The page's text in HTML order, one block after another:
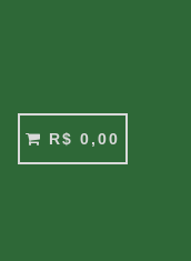
Pesquisar
CARRINHO
CARRINHO
R$ 0,00